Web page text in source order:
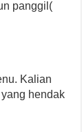
panggil(
Kalian
hendak